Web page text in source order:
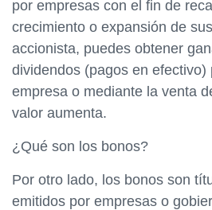
por empresas con el fin de
crecimiento o expansión de
accionista, puedes obtener
dividendos (pagos en efectivo)
empresa o mediante la venta
valor aumenta.
¿Qué son los bonos?
Por otro lado, los bonos son
emitidos por empresas o